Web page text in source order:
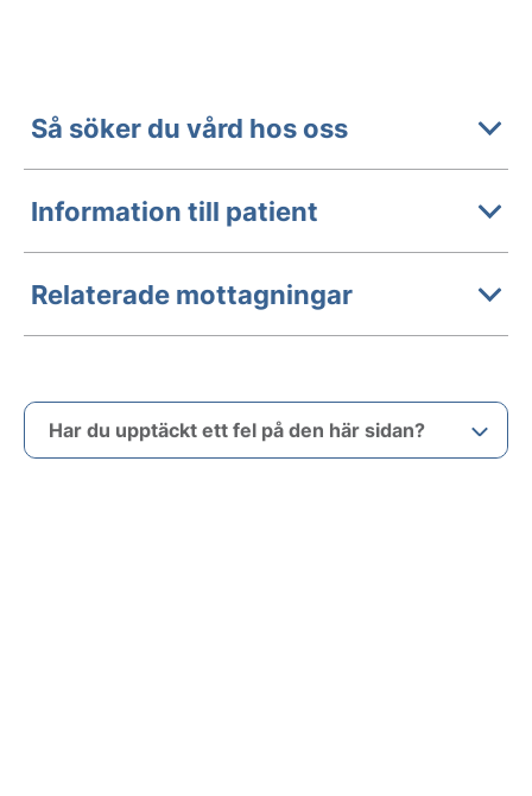
Så söker du vård hos oss
Information till patient
Relaterade mottagningar
Har du upptäckt ett fel på den här sidan?